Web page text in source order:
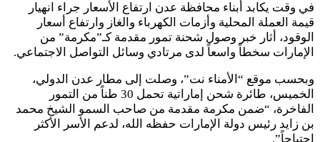
في وقت يكابد أبناء محافظة عدن ارتفاع الأسعار جراء انهيار
قيمة العملة المحلية وأزمات الكهرباء والغاز وارتفاع أسعار
الوقود، أثار خبر وصول شحنة تمور مقدمة كـ”مكرمة” من
الإمارات سخطاً واسعاً لدى مرتادي وسائل التواصل الاجتماعي.
وبحسب موقع “الأمناء نت”، وصلت إلى مطار عدن الدولي،
الخميس، طائرة شحن إماراتية تحمل 30 طناً من التمور
الفاخرة، “ضمن مكرمة مقدمة من صاحب السمو الشيخ محمد
بن زايد رئيس دولة الإمارات حفظه الله، لدعم الأسر الأكثر
احتياجاً”.